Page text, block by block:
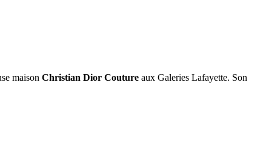
maison Christian Dior Couture aux Galeries Lafayette. Son